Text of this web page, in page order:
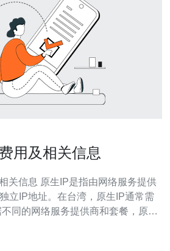
用及相关信息
网络服务提供
立IP地址。在台湾，原生IP通常需
家网络服务提供商为例，他们提供